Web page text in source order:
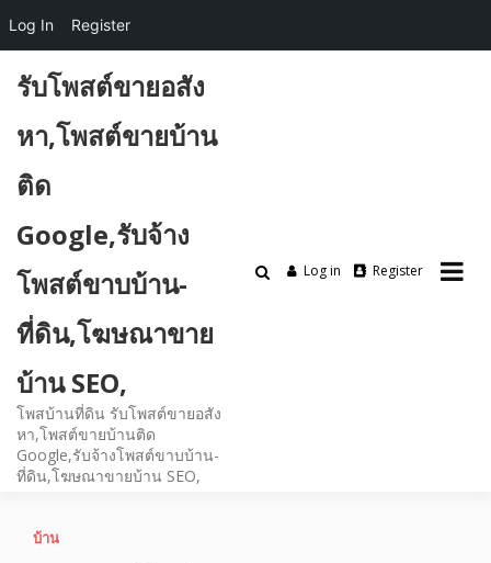
content
รับโพสต์ขายอสัง
หา,โพสต์ขายบ้าน
ติด
Google,รับจ้าง
โพสต์ขาบบ้าน-
ที่ดิน,โฆษณาขาย
บ้าน SEO,
โพสบ้านที่ดิน รับโพสต์ขายอสัง
หา,โพสต์ขายบ้านติด
Google,รับจ้างโพสต์ขาบบ้าน-
ที่ดิน,โฆษณาขายบ้าน SEO,
Log in Register
บ้าน
Log In Register